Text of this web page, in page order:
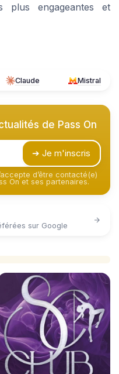
plus engageantes et
Claude Mistral
de Pass On
➔ Je m'inscris
d’être contacté(e)
On et ses partenaires.
sur Google